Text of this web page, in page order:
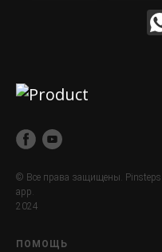
© Все права защищены. Pinsteps
app.
2024
ПОМОЩЬ